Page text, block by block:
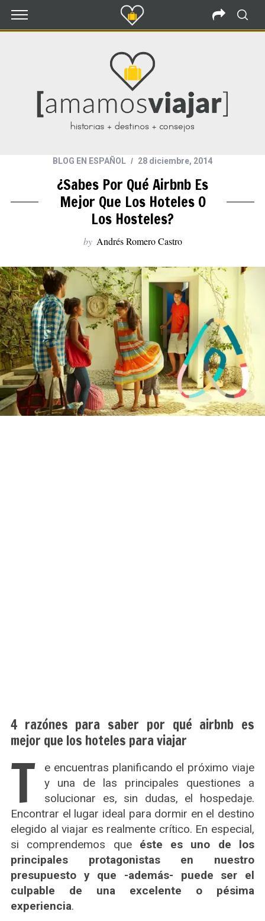
BLOG EN ESPAÑOL 28 diciembre, 2014
¿Sabes Por Qué Airbnb Es
Mejor Que Los Hoteles O
Los Hosteles?
by Andrés Romero Castro
4 razónes para saber por qué airbnb es
mejor que los hoteles para viajar
T
e encuentras planificando el próximo viaje
y una de las principales questiones a
solucionar es, sin dudas, el hospedaje.
Encontrar el lugar ideal para dormir en el destino
elegido al viajar es realmente crítico. En especial,
si comprendemos que éste es uno de los
principales protagonistas en nuestro
presupuesto y que -además- puede ser el
culpable de una excelente o pésima
experiencia.